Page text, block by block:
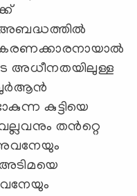
അധീനതയിലുള്ള
ഖുർആൻ
കുട്ടിയെ
തൻറ്റെ